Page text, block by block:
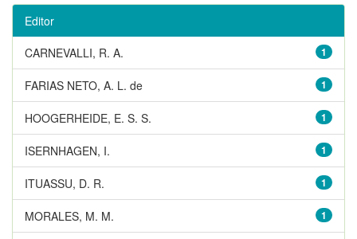
Editor
1
CARNEVALLI, R. A.
1
FARIAS NETO, A. L. de
1
HOOGERHEIDE, E. S. S.
1
ISERNHAGEN, I.
1
ITUASSU, D. R.
1
MORALES, M. M.